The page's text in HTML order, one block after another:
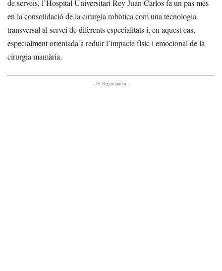
de serveis, l’Hospital Universitari Rey Juan Carlos fa un pas més
en la consolidació de la cirurgia robòtica com una tecnologia
transversal al servei de diferents especialitats i, en aquest cas,
especialment orientada a reduir l’impacte físic i emocional de la
cirurgia mamària.
- Et Recomanem -